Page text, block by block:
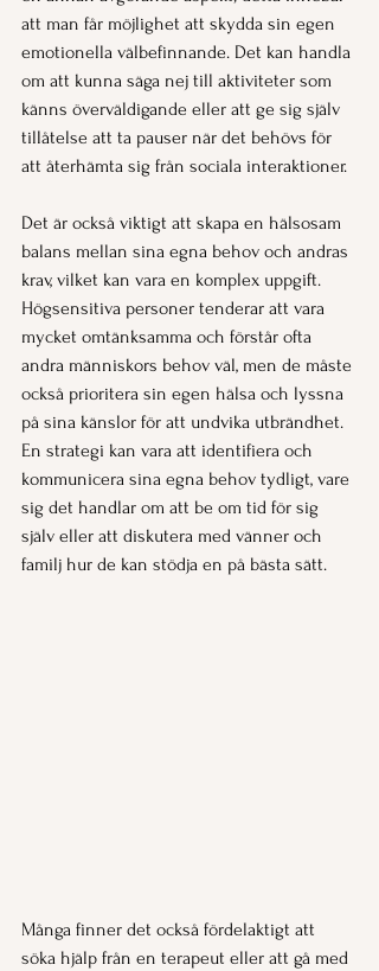
att man får möjlighet att skydda sin egen
emotionella välbefinnande. Det kan handla
om att kunna säga nej till aktiviteter som
känns överväldigande eller att ge sig själv
tillåtelse att ta pauser när det behövs för
att återhämta sig från sociala interaktioner.
Det är också viktigt att skapa en hälsosam
balans mellan sina egna behov och andras
krav, vilket kan vara en komplex uppgift.
Högsensitiva personer tenderar att vara
mycket omtänksamma och förstår ofta
andra människors behov väl, men de måste
också prioritera sin egen hälsa och lyssna
på sina känslor för att undvika utbrändhet.
En strategi kan vara att identifiera och
kommunicera sina egna behov tydligt, vare
sig det handlar om att be om tid för sig
själv eller att diskutera med vänner och
familj hur de kan stödja en på bästa sätt.
Många finner det också fördelaktigt att
söka hjälp från en terapeut eller att gå med